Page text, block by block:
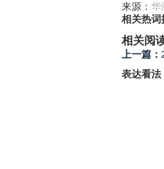
来源： 华
相关热词
相关阅
上一篇：
表达看法